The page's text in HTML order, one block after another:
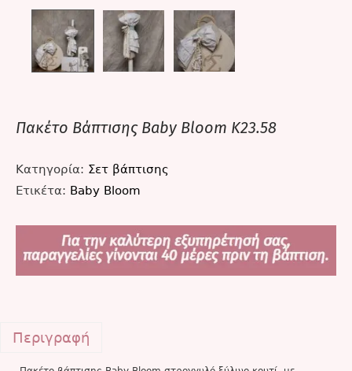
Πακέτο Βάπτισης Baby Bloom K23.58
Κατηγορία: Σετ βάπτισης
Ετικέτα: Baby Bloom
Περιγραφή